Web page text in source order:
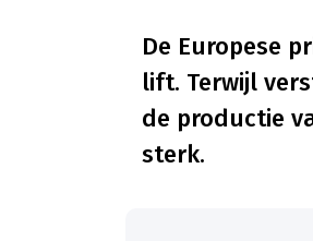
De Europese
lift. Terwijl
de productie
sterk.